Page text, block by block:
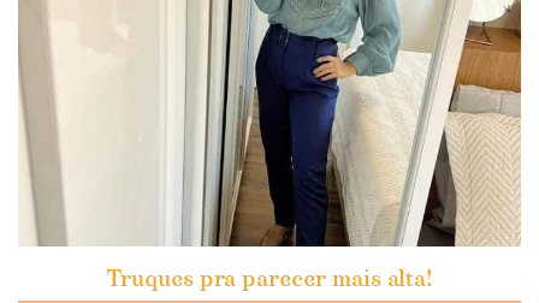
Truques pra parecer mais alta!